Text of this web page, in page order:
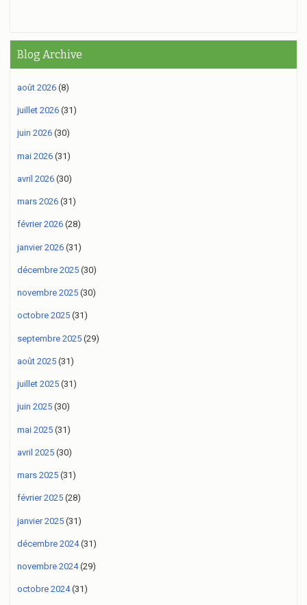
Blog Archive
août 2026 (8)
juillet 2026 (31)
juin 2026 (30)
mai 2026 (31)
avril 2026 (30)
mars 2026 (31)
février 2026 (28)
janvier 2026 (31)
décembre 2025 (30)
novembre 2025 (30)
octobre 2025 (31)
septembre 2025 (29)
août 2025 (31)
juillet 2025 (31)
juin 2025 (30)
mai 2025 (31)
avril 2025 (30)
mars 2025 (31)
février 2025 (28)
janvier 2025 (31)
décembre 2024(31)
novembre 2024(29)
octobre 2024(31)